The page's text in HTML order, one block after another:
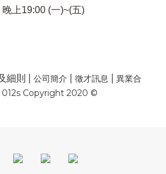
晚上19:00 (一)~(五)
細則 公司簡介 徵才訊息
異業合
012s Copyright 2020 ©